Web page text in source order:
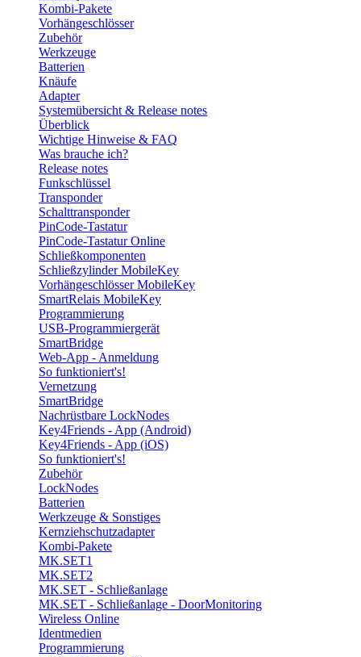
Kombi-Pakete
Vorhängeschlösser
Zubehör
Werkzeuge
Batterien
Knäufe
Adapter
Systemübersicht & Release notes
Überblick
Wichtige Hinweise & FAQ
Was brauche ich?
Release notes
Funkschlüssel
Transponder
Schalttransponder
PinCode-Tastatur
PinCode-Tastatur Online
Schließkomponenten
Schließzylinder MobileKey
Vorhängeschlösser MobileKey
SmartRelais MobileKey
Programmierung
USB-Programmiergerät
SmartBridge
Web-App - Anmeldung
So funktioniert's!
Vernetzung
SmartBridge
Nachrüstbare LockNodes
Key4Friends - App (Android)
Key4Friends - App (iOS)
So funktioniert's!
Zubehör
LockNodes
Batterien
Werkzeuge & Sonstiges
Kernziehschutzadapter
Kombi-Pakete
MK.SET1
MK.SET2
MK.SET - Schließanlage
MK.SET - Schließanlage - DoorMonitoring
Wireless Online
Identmedien
Programmierung